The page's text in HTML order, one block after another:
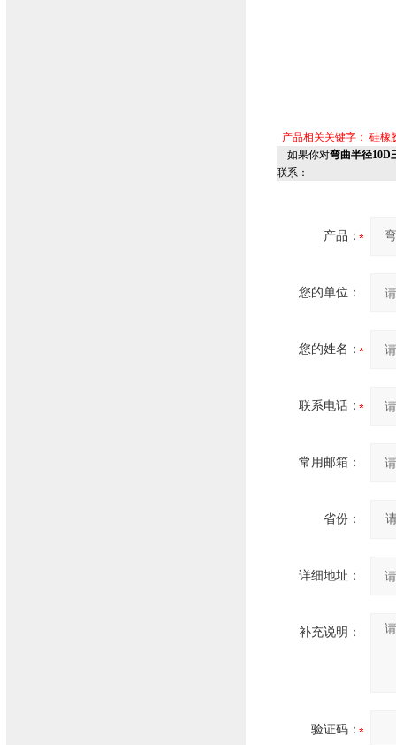
产品相关关键字： 硅橡
如果你对弯曲半径10D
联系：
产品：
您的单位：
您的姓名：
联系电话：
常用邮箱：
省份：
详细地址：
补充说明：
验证码：